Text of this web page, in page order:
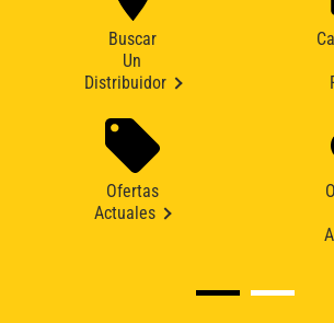
Buscar
Un
Distribuidor
Ofertas
Actuales